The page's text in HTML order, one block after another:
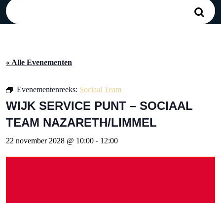
« Alle Evenementen
Evenementenreeks: Sociaal Team
WIJK SERVICE PUNT – SOCIAAL
TEAM NAZARETH/LIMMEL
22 november 2028 @ 10:00 - 12:00